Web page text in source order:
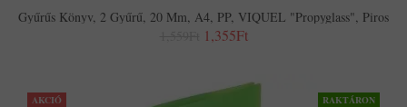
Gyűrűs Könyv, 2 Gyűrű, 20 Mm, A4, PP, VIQUEL "Propyglass", Piros
1,355Ft
AKCIÓ RAKTÁRON